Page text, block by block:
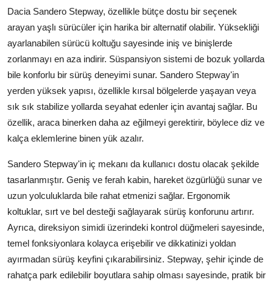
Elektrik & Akü
Klima & Konfor
Aydınlatma & Görüş
Şanzıman & Aktarma
Dizel Sistemler
Multimedya & Elektronik
Dacia Sandero Stepway, özellikle bütçe dostu bir seçenek
arayan yaşlı sürücüler için harika bir alternatif olabilir. Yüksekliği
ayarlanabilen sürücü koltuğu sayesinde iniş ve binişlerde
zorlanmayı en aza indirir. Süspansiyon sistemi de bozuk yollarda
bile konforlu bir sürüş deneyimi sunar. Sandero Stepway'in
yerden yüksek yapısı, özellikle kırsal bölgelerde yaşayan veya
sık sık stabilize yollarda seyahat edenler için avantaj sağlar. Bu
özellik, araca binerken daha az eğilmeyi gerektirir, böylece diz ve
kalça eklemlerine binen yük azalır.
Sandero Stepway'in iç mekanı da kullanıcı dostu olacak şekilde
tasarlanmıştır. Geniş ve ferah kabin, hareket özgürlüğü sunar ve
uzun yolculuklarda bile rahat etmenizi sağlar. Ergonomik
koltuklar, sırt ve bel desteği sağlayarak sürüş konforunu artırır.
Ayrıca, direksiyon simidi üzerindeki kontrol düğmeleri sayesinde,
temel fonksiyonlara kolayca erişebilir ve dikkatinizi yoldan
ayırmadan sürüş keyfini çıkarabilirsiniz. Stepway, şehir içinde de
rahatça park edilebilir boyutlara sahip olması sayesinde, pratik bir